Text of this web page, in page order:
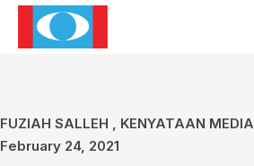
FUZIAH SALLEH , KENYATAAN MEDIA
February 24, 2021